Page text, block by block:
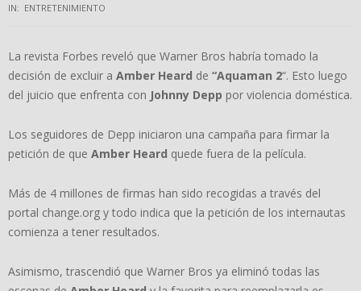
IN: ENTRETENIMIENTO
La revista Forbes reveló que Warner Bros habría tomado la
decisión de excluir a Amber Heard de “Aquaman 2“. Esto luego
del juicio que enfrenta con Johnny Depp por violencia doméstica.
Los seguidores de Depp iniciaron una campaña para firmar la
petición de que Amber Heard quede fuera de la película.
Más de 4 millones de firmas han sido recogidas a través del
portal change.org y todo indica que la petición de los internautas
comienza a tener resultados.
Asimismo, trascendió que Warner Bros ya eliminó todas las